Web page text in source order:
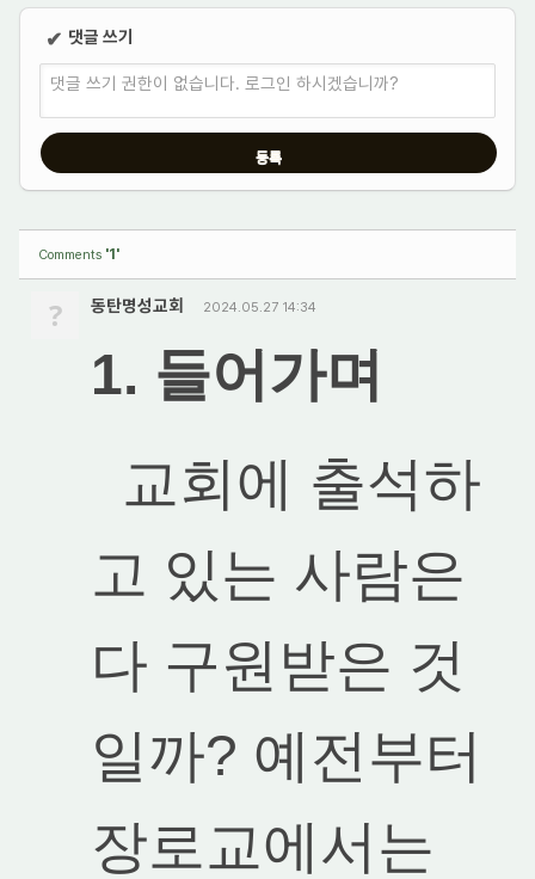
✔ 댓글 쓰기
댓글 쓰기 권한이 없습니다. 로그인 하시겠습니까?
Comments '1'
? 동탄명성교회 2024.05.27 14:34
1. 들어가며
교회에 출석하
고 있는 사람은
다 구원받은 것
일까? 예전부터
장로교에서는